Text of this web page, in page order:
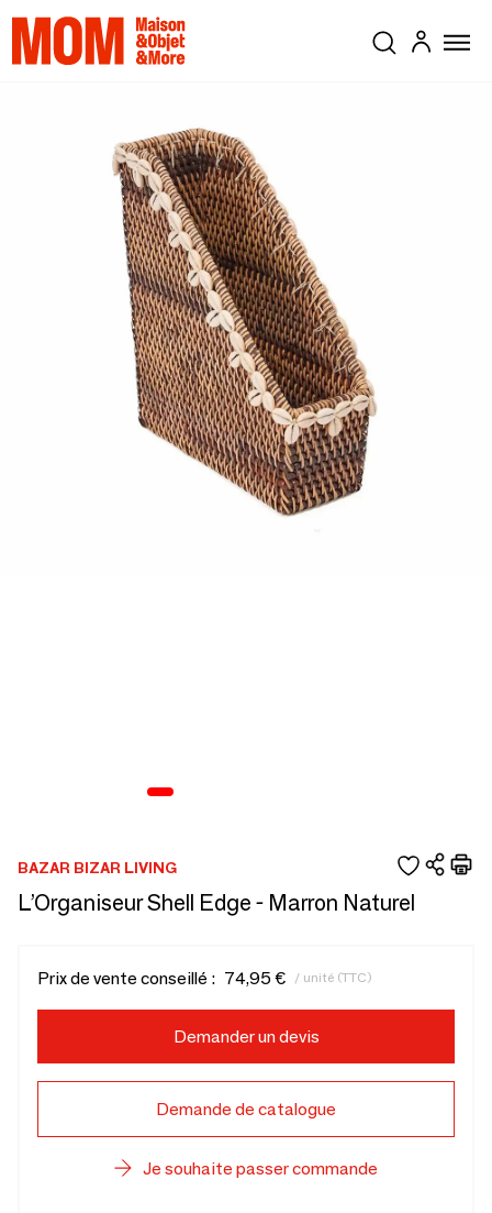
BAZAR BIZAR LIVING
L’Organiseur Shell Edge - Marron Naturel
Prix de vente conseillé : 74,95 € / unité (TTC)
Demander un devis
Demande de catalogue
Je souhaite passer commande